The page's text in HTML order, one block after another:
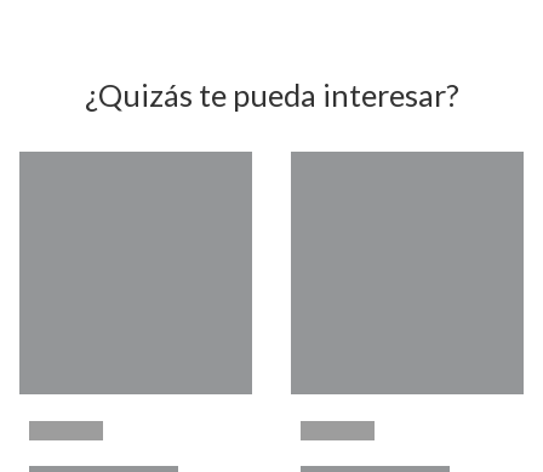
¿Quizás te pueda interesar?